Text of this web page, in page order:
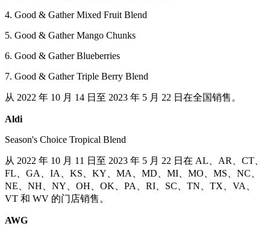
4. Good & Gather Mixed Fruit Blend
5. Good & Gather Mango Chunks
6. Good & Gather Blueberries
7. Good & Gather Triple Berry Blend
从 2022 年 10 月 14 日至 2023 年 5 月 22 日在全国销售。
Aldi
Season's Choice Tropical Blend
从 2022 年 10 月 11 日至 2023 年 5 月 22 日在 AL、AR、CT、
FL、GA、IA、KS、KY、MA、MD、MI、MO、MS、NC、
NE、NH、NY、OH、OK、PA、RI、SC、TN、TX、VA、
VT 和 WV 的门店销售。
AWG